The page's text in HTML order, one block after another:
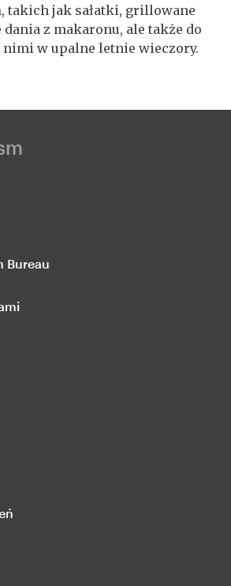
, takich jak sałatki, grillowane
z makaronu, ale także do
w upalne letnie wieczory.
Bureau